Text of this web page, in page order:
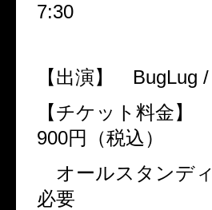
7:30
【出演】 BugLug /
【チケット料金】
900円（税込）
オールスタンデ
必要